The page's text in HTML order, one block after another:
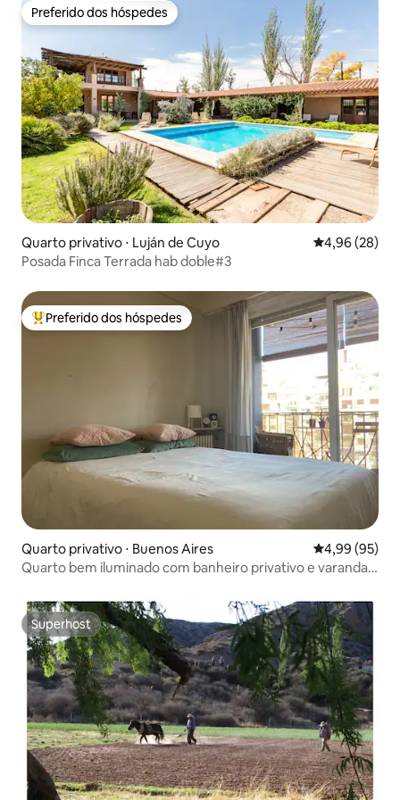
Preferido dos hóspedes
Preferido dos hóspedes
Quarto privativo ⋅ Luján de Cuyo 4,96 de uma
4,96 (28)
Posada Finca Terrada hab doble#3
Entre os melhores preferidos dos hóspedes
Preferido dos hóspedes
Quarto privativo ⋅ Buenos Aires 4,99 de uma
4,99 (95)
Quarto bem iluminado com banheiro privativo e varanda
Superhost
Superhost